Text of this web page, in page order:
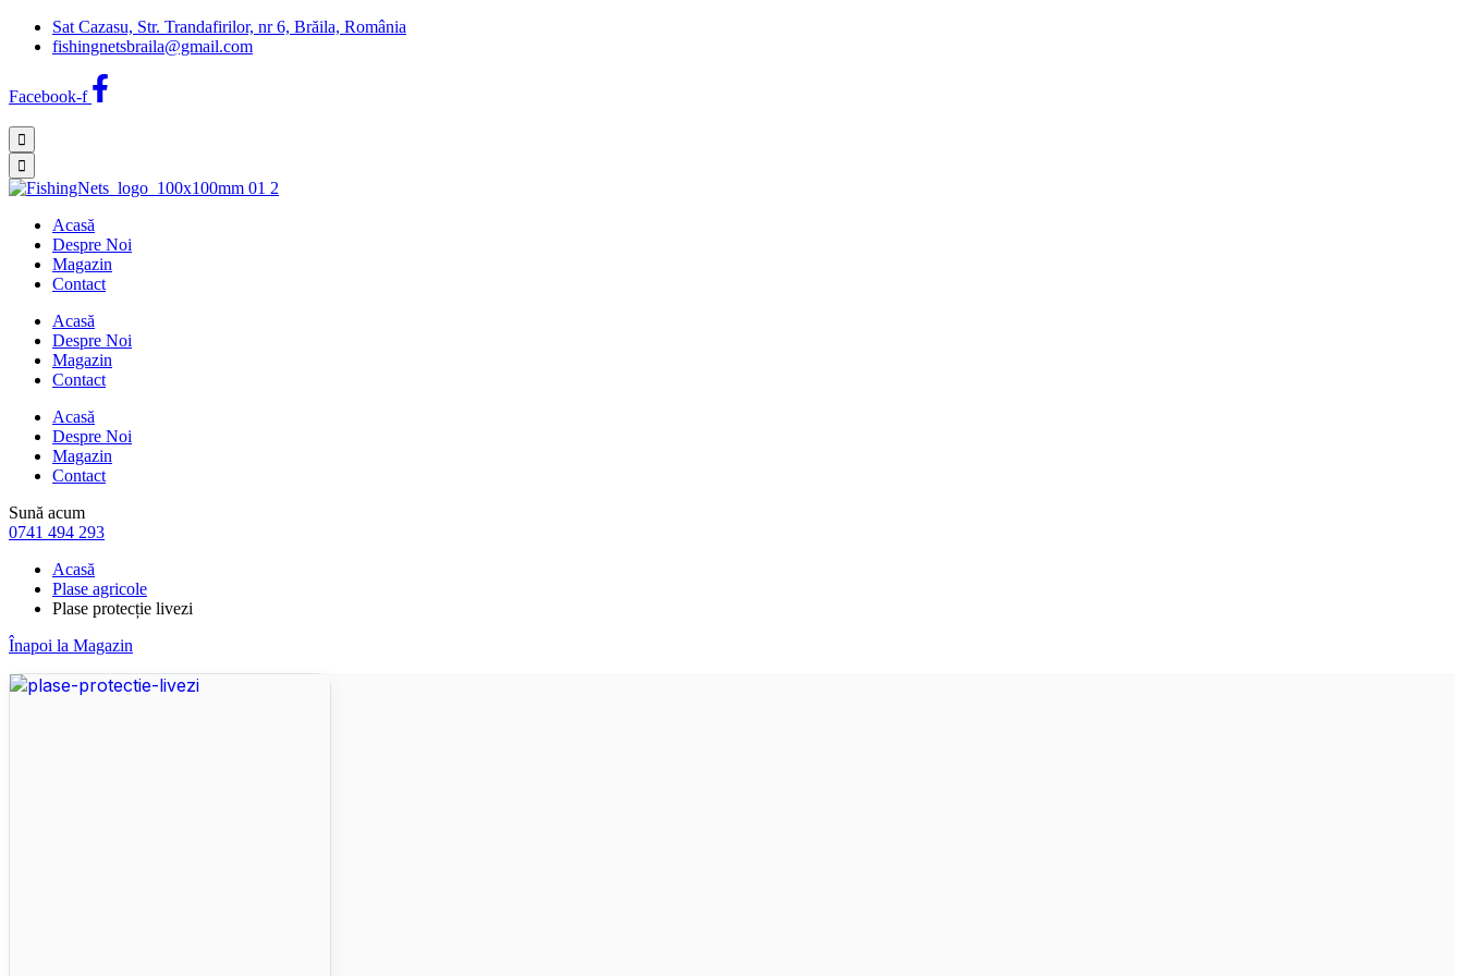
Sat Cazasu, Str. Trandafirilor, nr 6, Brăila, România
fishingnetsbraila@gmail.com
Facebook-f
Acasă
Despre Noi
Magazin
Contact
Acasă
Despre Noi
Magazin
Contact
Acasă
Despre Noi
Magazin
Contact
Sună acum
0741 494 293
Acasă
Plase agricole
Plase protecție livezi
Înapoi la Magazin